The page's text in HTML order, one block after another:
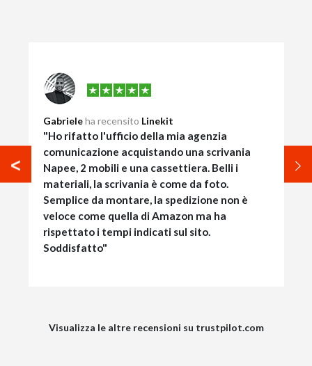
Gabrieleha recensito Linekit
"Ho rifatto l'ufficio della mia agenzia
comunicazione acquistando una scrivania
Napee, 2 mobili e una cassettiera. Belli i
materiali, la scrivania è come da foto.
Semplice da montare, la spedizione non è
veloce come quella di Amazon ma ha
rispettato i tempi indicati sul sito.
Soddisfatto"
Visualizza le altre recensioni su trustpilot.com